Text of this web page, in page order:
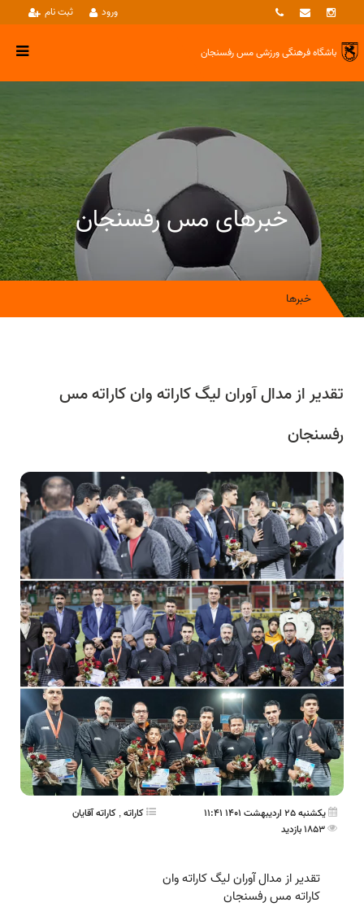
ثبت نام ورود
باشگاه فرهنگی ورزشیمس رفسنجان
خبرهای مس رفسنجان
خبرها
تقدير از مدال آوران لیگ کاراته وان كاراته مس
رفسنجان
یکشنبه 25 اردیبهشت 1401 11:41 کاراته, کاراته آقایان
تقدير از مدال آوران لیگ کاراته وان
كاراته مس رفسنجان